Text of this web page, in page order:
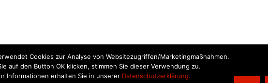
Cookies zur Analyse von Websitezugriffen/Marketingmaßnahmen.
auf den Button OK klicken, stimmen Sie dieser Verwendung zu.
Informationen erhalten Sie in unserer Datenschutzerklärung.